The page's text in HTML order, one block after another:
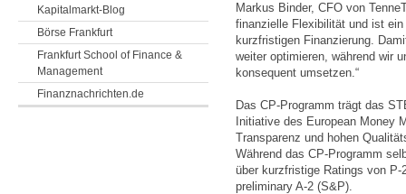
Markus Binder, CFO von
finanzielle Flexibilität und ist
kurzfristigen Finanzierung.
weiter optimieren, während wir
konsequent umsetzen.“
Das CP-Programm trägt das
Initiative des European Money
Transparenz und hohen
Während das CP-Programm
über kurzfristige Ratings von P-
preliminary A-2 (S&P).
Kapitalmarkt-Blog
Börse Frankfurt
Frankfurt School of Finance &
Management
Finanznachrichten.de